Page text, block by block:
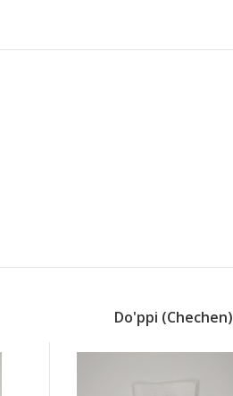
Do'ppi (chechen)